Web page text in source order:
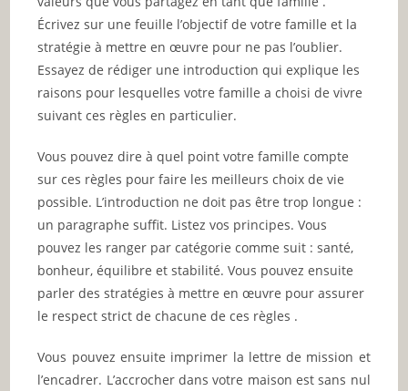
Écrivez sur une feuille l’objectif de votre famille et la
stratégie à mettre en œuvre pour ne pas l’oublier.
Essayez de rédiger une introduction qui explique les
raisons pour lesquelles votre famille a choisi de vivre
suivant ces règles en particulier.
Vous pouvez dire à quel point votre famille compte
sur ces règles pour faire les meilleurs choix de vie
possible. L’introduction ne doit pas être trop longue :
un paragraphe suffit. Listez vos principes. Vous
pouvez les ranger par catégorie comme suit : santé,
bonheur, équilibre et stabilité. Vous pouvez ensuite
parler des stratégies à mettre en œuvre pour assurer
le respect strict de chacune de ces règles .
Vous pouvez ensuite imprimer la lettre de mission et
l’encadrer. L’accrocher dans votre maison est sans nul